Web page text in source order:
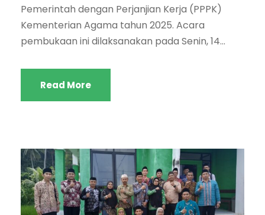
Pemerintah dengan Perjanjian Kerja (PPPK)
Kementerian Agama tahun 2025. Acara
pembukaan ini dilaksanakan pada Senin, 14...
Read More